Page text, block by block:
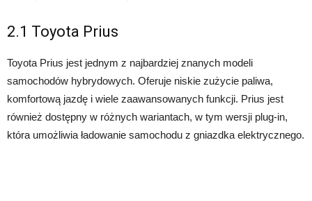
2.1 Toyota Prius
Toyota Prius jest jednym z najbardziej znanych modeli
samochodów hybrydowych. Oferuje niskie zużycie paliwa,
komfortową jazdę i wiele zaawansowanych funkcji. Prius jest
również dostępny w różnych wariantach, w tym wersji plug-in,
która umożliwia ładowanie samochodu z gniazdka elektrycznego.